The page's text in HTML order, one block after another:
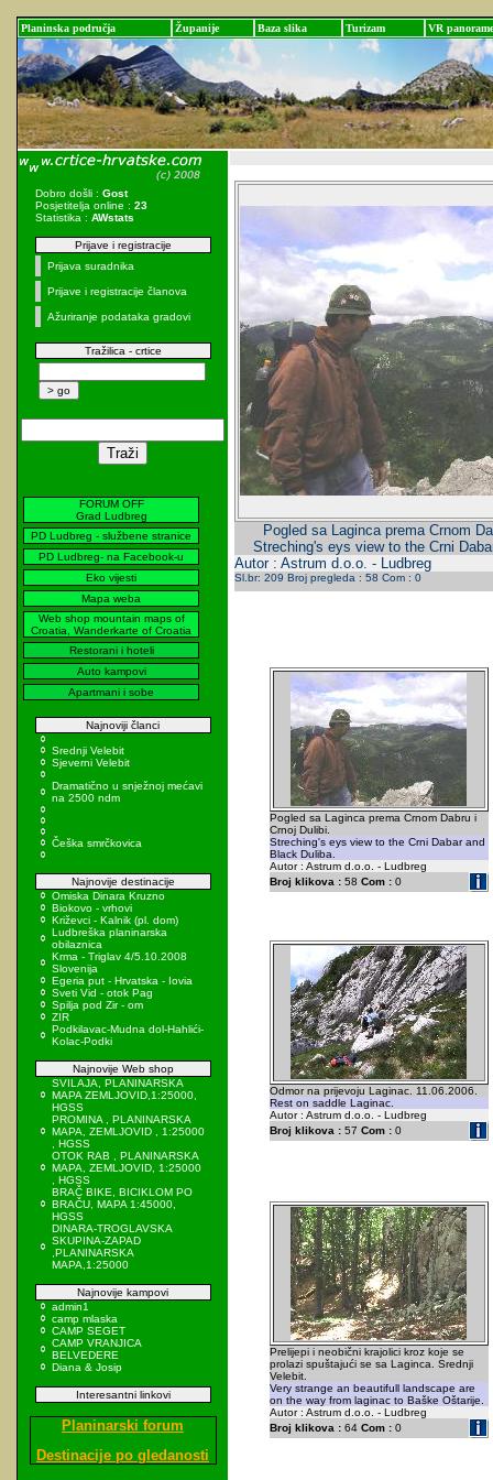
Planinska područja Županije Baza slika Turizam VR panorame
Dobro došli : Gost
Posjetitelja online : 23
Statistika : AWstats
Prijave i registracije
Prijava suradnika
Prijave i registracije članova
Ažuriranje podataka gradovi
Tražilica - crtice
FORUM OFF
Grad Ludbreg
PD Ludbreg - službene stranice
PD Ludbreg- na Facebook-u
Eko vijesti
Mapa weba
Web shop mountain maps of
Croatia, Wanderkarte of Croatia
Restorani i hoteli
Auto kampovi
Apartmani i sobe
Najnoviji članci
Srednji Velebit
Sjeverni Velebit
Dramatično u snježnoj mećavi
na 2500 ndm
Češka smrčkovica
Najnovije destinacije
Omiska Dinara Kruzno
Biokovo - vrhovi
Križevci - Kalnik (pl. dom)
Ludbreška planinarska
obilaznica
Krma - Triglav 4/5.10.2008
Slovenija
Egeria put - Hrvatska - Iovia
Sveti Vid - otok Pag
Spilja pod Zir - om
ZIR
Podkilavac-Mudna dol-Hahlići-
Kolac-Podki
Najnovije Web shop
SVILAJA, PLANINARSKA
MAPA ZEMLJOVID,1:25000,
HGSS
PROMINA , PLANINARSKA
MAPA, ZEMLJOVID , 1:25000
, HGSS
OTOK RAB , PLANINARSKA
MAPA, ZEMLJOVID, 1:25000
, HGSS
BRAČ BIKE, BICIKLOM PO
BRAČU, MAPA 1:45000,
HGSS
DINARA-TROGLAVSKA
SKUPINA-ZAPAD
,PLANINARSKA
MAPA,1:25000
Najnovije kampovi
admin1
camp mlaska
CAMP SEGET
CAMP VRANJICA
BELVEDERE
Diana & Josip
Interesantni linkovi
Planinarski forum
Destinacije po gledanosti
Pogled sa Laginca prema Crnom
Streching's eys view to the Crni
Autor : Astrum d.o.o. - Ludbreg
Sl.br: 209 Broj pregleda : 58 Com : 0
Pogled sa Laginca prema Crnom Dabru i
Crnoj Dulibi.
Streching's eys view to the Crni Dabar and
Black Duliba.
Autor : Astrum d.o.o. - Ludbreg
Broj klikova :58 Com :0
Odmor na prijevoju Laginac. 11.06.2006.
Rest on saddle Laginac.
Autor : Astrum d.o.o. - Ludbreg
Broj klikova :57 Com :0
Prelijepi i neobični krajolici kroz koje se
prolazi spuštajući se sa Laginca. Srednji
Velebit.
Very strange an beautifull landscape are
on the way from laginac to Baške Oštarije.
Autor : Astrum d.o.o. - Ludbreg
Broj klikova :64 Com :0